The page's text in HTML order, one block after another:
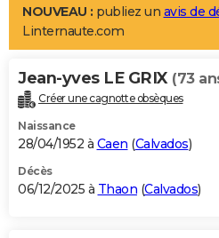
LIFESTYLE
Art de vivre
Bien-être
Loisirs
Mode
Modes de vie
Alimentation
Guide de la santé
Maladies
Médicaments
Sommeil
VOYAGE
Destinations
City break
Voyage nature
Voyage de noces
Forum
Climat
+PHOTO
GUIDES D'ACHAT
BONS PLANS
NOUVEAU : publiez un avis de
Linternaute.com
Jean-yves LE GRIX (73
Créer une cagnotte obsèques
Naissance
28/04/1952 à Caen (Calvados)
Décès
06/12/2025 à Thaon (Calvados)